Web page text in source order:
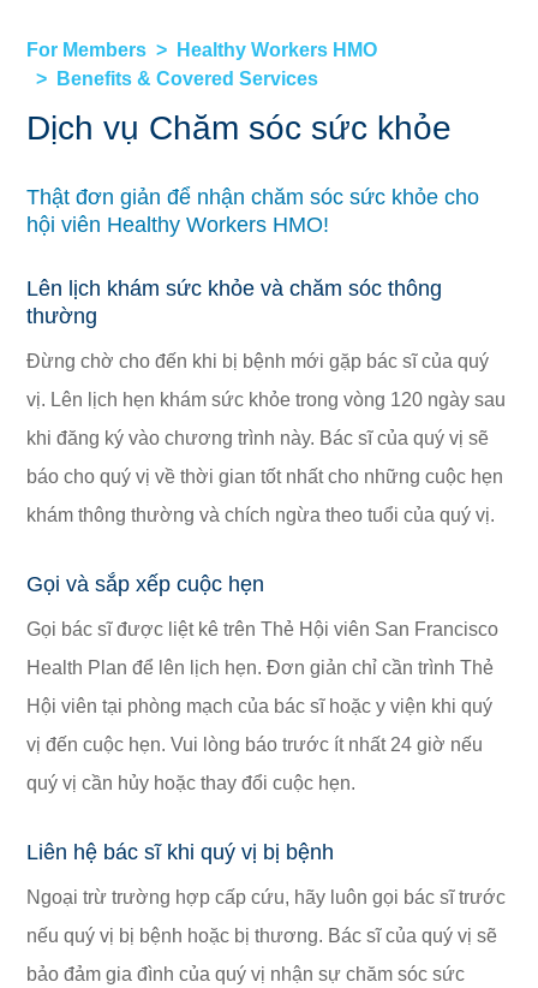
For Members
Healthy Workers HMO
Benefits & Covered Services
Dịch vụ Chăm sóc sức khỏe
Thật đơn giản để nhận chăm sóc sức khỏe cho
hội viên Healthy Workers HMO!
Lên lịch khám sức khỏe và chăm sóc thông
thường
Đừng chờ cho đến khi bị bệnh mới gặp bác sĩ của quý
vị. Lên lịch hẹn khám sức khỏe trong vòng 120 ngày sau
khi đăng ký vào chương trình này. Bác sĩ của quý vị sẽ
báo cho quý vị về thời gian tốt nhất cho những cuộc hẹn
khám thông thường và chích ngừa theo tuổi của quý vị.
Gọi và sắp xếp cuộc hẹn
Gọi bác sĩ được liệt kê trên Thẻ Hội viên San Francisco
Health Plan để lên lịch hẹn. Đơn giản chỉ cần trình Thẻ
Hội viên tại phòng mạch của bác sĩ hoặc y viện khi quý
vị đến cuộc hẹn. Vui lòng báo trước ít nhất 24 giờ nếu
quý vị cần hủy hoặc thay đổi cuộc hẹn.
Liên hệ bác sĩ khi quý vị bị bệnh
Ngoại trừ trường hợp cấp cứu, hãy luôn gọi bác sĩ trước
nếu quý vị bị bệnh hoặc bị thương. Bác sĩ của quý vị sẽ
bảo đảm gia đình của quý vị nhận sự chăm sóc sức